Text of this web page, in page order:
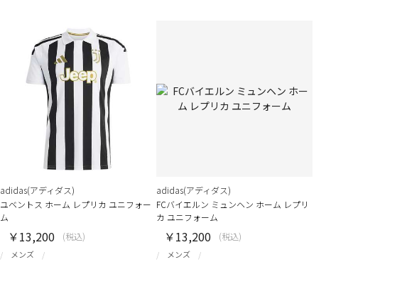
adidas(アディダス)
ユベントス ホーム レプリカ ユニフォー
ム
メンズ
￥13,200 (税込)
adidas(アディダス)
FCバイエルン ミュンヘン ホーム レプリ
カ ユニフォーム
メンズ
￥13,200 (税込)